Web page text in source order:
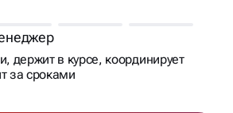
НА
держит в курсе, координирует
за сроками